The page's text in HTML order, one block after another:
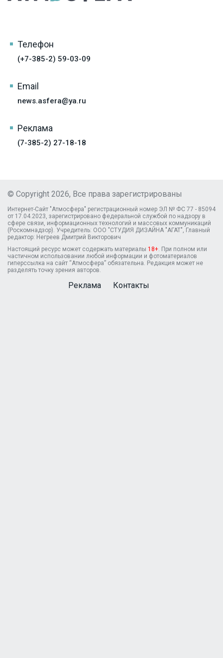
Телефон
(+7-385-2) 59-03-09
Email
news.asfera@ya.ru
Реклама
(7-385-2) 27-18-18
© Copyright 2026, Все права зарегистрированы
Интернет-Сайт "Атмосфера" регистрационный номер ЭЛ № ФС 77 - 85094
от 17.04.2023, зарегистрировано федеральной службой по надзору в
сфере связи, информационных технологий и массовых коммуникаций
(Роскомнадзор). Учредитель: ООО "СТУДИЯ ДИЗАЙНА "АГАТ", Главный
редактор: Негреев Дмитрий Викторович
Настоящий ресурс может содержать материалы 18+ . При полном или
частичном использовании любой информации и фотоматериалов
гиперссылка на сайт “Атмосфера” обязательна. Редакция может не
разделять точку зрения авторов.
Реклама Контакты